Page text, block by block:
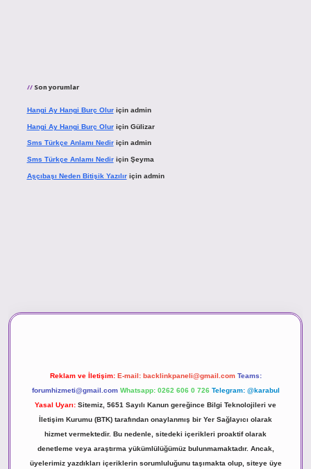
Son yorumlar
Hangi Ay Hangi Burç Oluriçin admin
Hangi Ay Hangi Burç Oluriçin Gülizar
Sms Türkçe Anlamı Nediriçin admin
Sms Türkçe Anlamı Nediriçin Şeyma
Aşçıbaşı Neden Bitişik Yazılıriçin admin
Reklam ve İletişim: E-mail: backlinkpaneli@gmail.com Teams:
forumhizmeti@gmail.com Whatsapp: 0262 606 0 726 Telegram: @karabul
Yasal Uyarı: Sitemiz, 5651 Sayılı Kanun gereğince Bilgi Teknolojileri ve
İletişim Kurumu (BTK) tarafından onaylanmış bir Yer Sağlayıcı olarak
hizmet vermektedir. Bu nedenle, sitedeki içerikleri proaktif olarak
denetleme veya araştırma yükümlülüğümüz bulunmamaktadır. Ancak,
üyelerimiz yazdıkları içeriklerin sorumluluğunu taşımakta olup, siteye üye